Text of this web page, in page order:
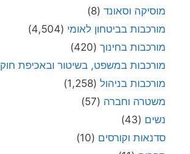
מוסיקה וסאונד (8)
מורכבות בביטחון לאומי (4,504)
מורכבות בחינוך (420)
מורכבות במשפט, בשיטור ובאכיפת חוק
מורכבות בניהול (1,258)
משטרה וחברה (57)
נשים (43)
סדנאות וקורסים (10)